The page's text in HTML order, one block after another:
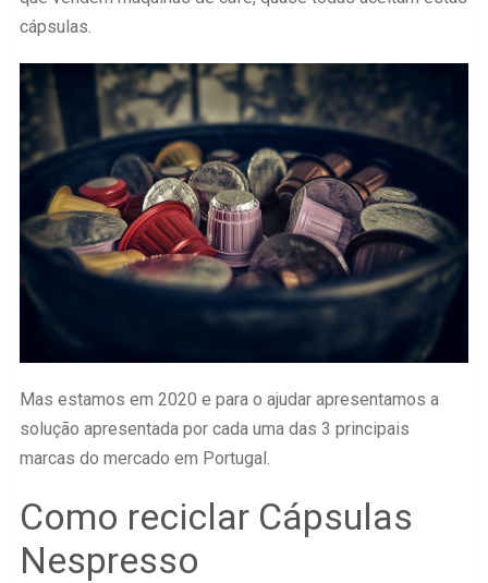
cápsulas.
Mas estamos em 2020 e para o ajudar apresentamos a
solução apresentada por cada uma das 3 principais
marcas do mercado em Portugal.
Como reciclar Cápsulas
Nespresso